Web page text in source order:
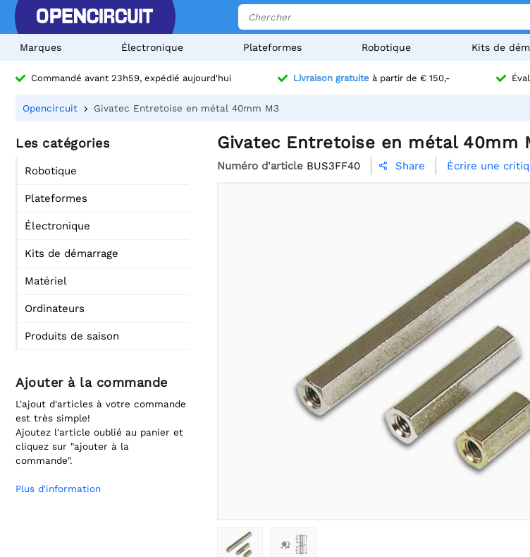
Marques Électronique Plateformes Robotique Kits de
Commandé avant 23h59, expédié aujourd'hui Livraison gratuiteà partir de € 150,-
Opencircuit Givatec Entretoise en métal 40mm M3
Les catégories
Robotique
Plateformes
Électronique
Kits de démarrage
Matériel
Ordinateurs
Produits de saison
Ajouter à la commande
L'ajout d'articles à votre commande
est très simple!
Ajoutez l'article oublié au panier et
cliquez sur "ajouter à la
commande".
Plus d'information
Givatec Entretoise en métal 40mm
Numéro d'article BUS3FF40  Share Écrire une